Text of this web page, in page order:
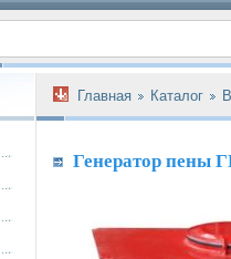
Главная Каталог
Генератор пены